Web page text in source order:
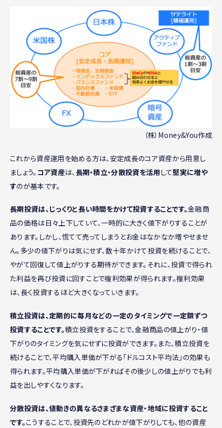
（株）Money&You作成
これから資産運用を始める方は、安定成長のコア資産から用意し
ましょう。 コア資産は、 長期・積立・分散投資を活用 して堅実に増や
すのが基本です。
長期投資は、じっくりと長い時間をかけて投資することです。金融商
品の価格は日々上下していて、一時的に大きく値下がりすることが
あります。しかし、慌てて売ってしまうとお金はなかなか増やせませ
ん。多少の値下がりは気にせず、数十年かけて投資を続けることで、
やがて回復して値上がりする期待ができます。それに、投資で得られ
た利益を再び投資に回すことで複利効果が得られます。複利効果
は、長く投資するほど大きくなっていきます。
積立投資は、定期的に毎月などの一定のタイミングで一定額ずつ
投資することです。積立投資をすることで、金融商品の値上がり・値
下がりのタイミングを気にせずに投資ができます。また、積立投資を
続けることで、平均購入単価が下がる「ドルコスト平均法」の効果も
得られます。平均購入単価が下がればその後少しの値上がりでも利
益を出しやすくなります。
分散投資は、値動きの異なるさまざまな資産・地域に投資すること
です。こうすることで、投資先のどれかが値下がりしても、他の資産